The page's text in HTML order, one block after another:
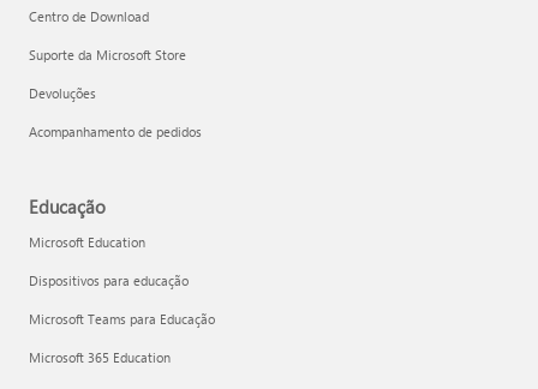
Centro de Download
Suporte da Microsoft Store
Devoluções
Acompanhamento de pedidos
Educação
Microsoft Education
Dispositivos para educação
Microsoft Teams para Educação
Microsoft 365 Education